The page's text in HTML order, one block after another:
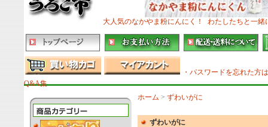
大人気のなかやま粉にんにく！ わたしたちと一緒
・パスワードを忘れた方
Q&A集
ホーム > ずわいがに
ずわいがに